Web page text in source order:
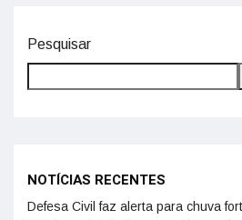
Pesquisar
NOTÍCIAS RECENTES
Defesa Civil faz alerta para chuva